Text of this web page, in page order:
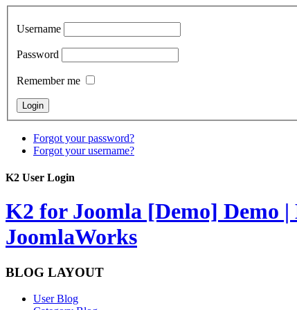
Username
Password
Remember me
Forgot your password?
Forgot your username?
K2 User Login
K2 for Joomla [Demo] Demo
JoomlaWorks
BLOG LAYOUT
User Blog